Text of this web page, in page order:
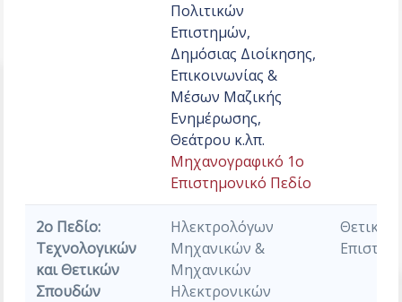
Πολιτικών
Επιστημών,
Δημόσιας Διοίκησης,
Επικοινωνίας &
Μέσων Μαζικής
Ενημέρωσης,
Θεάτρου κ.λπ.
Μηχανογραφικό 1ο
Επιστημονικό Πεδίο
2ο Πεδίο:
Τεχνολογικών
και Θετικών
Σπουδών
Ηλεκτρολόγων
Μηχανικών &
Μηχανικών
Ηλεκτρονικών
Θετικών